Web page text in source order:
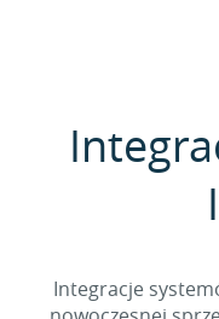
Integracje